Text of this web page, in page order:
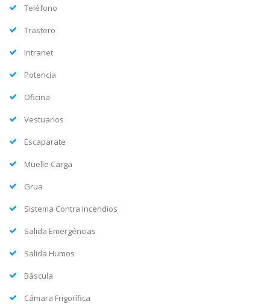
Teléfono
Trastero
Intranet
Potencia
Oficina
Vestuarios
Escaparate
Muelle Carga
Grua
Sistema Contra Incendios
Salida Emergéncias
Salida Humos
Báscula
Cámara Frigorífica